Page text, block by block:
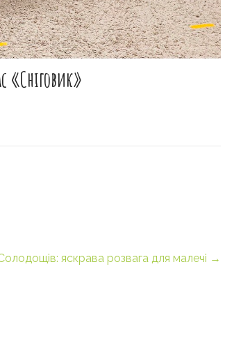
«Сніговик»
яскрава розвага для малечі →